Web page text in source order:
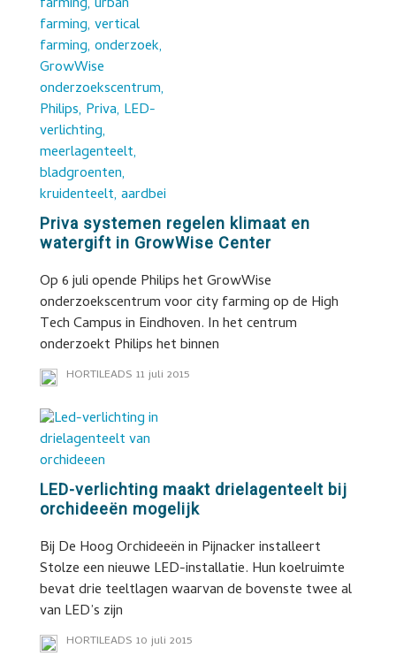
Priva systemen regelen klimaat en
watergift in GrowWise Center
Op 6 juli opende Philips het GrowWise
onderzoekscentrum voor city farming op de High
Tech Campus in Eindhoven. In het centrum
onderzoekt Philips het binnen
HORTILEADS 11 juli 2015
LED-verlichting maakt drielagenteelt bij
orchideeën mogelijk
Bij De Hoog Orchideeën in Pijnacker installeert
Stolze een nieuwe LED-installatie. Hun koelruimte
bevat drie teeltlagen waarvan de bovenste twee al
van LED’s zijn
HORTILEADS 10 juli 2015